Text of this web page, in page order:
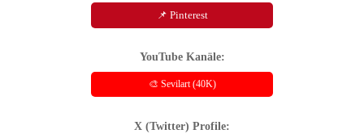
📌 Pinterest
YouTube Kanäle:
🎨 Sevilart (40K)
X (Twitter) Profile: